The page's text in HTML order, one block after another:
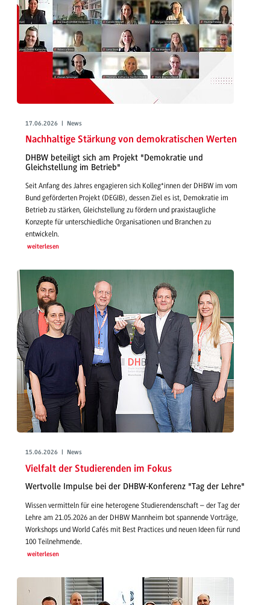
17.06.2026 | News
Nachhaltige Stärkung von demokratischen Werten
DHBW beteiligt sich am Projekt "Demokratie und
Gleichstellung im Betrieb"
Seit Anfang des Jahres engagieren sich Kolleg*innen der DHBW im vom
Bund geförderten Projekt (DEGIB), dessen Ziel es ist, Demokratie im
Betrieb zu stärken, Gleichstellung zu fördern und praxistaugliche
Konzepte für unterschiedliche Organisationen und Branchen zu
entwickeln.
weiterlesen
15.06.2026 | News
Vielfalt der Studierenden im Fokus
Wertvolle Impulse bei der DHBW-Konferenz "Tag der Lehre"
Wissen vermitteln für eine heterogene Studierendenschaft – der Tag der
Lehre am 21.05.2026 an der DHBW Mannheim bot spannende Vorträge,
Workshops und World Cafés mit Best Practices und neuen Ideen für rund
100 Teilnehmende.
weiterlesen